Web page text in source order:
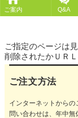
ご案内 Q&A
ご指定のページは
削除されたかＵＲ
ご注文方法
インターネットからの
問い合わせは、年中無